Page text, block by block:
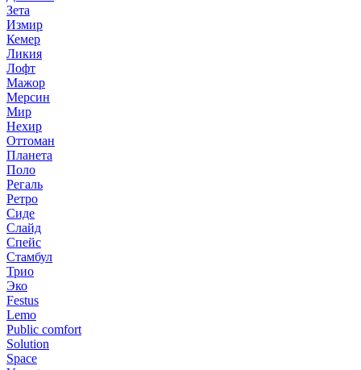
Зета
Измир
Кемер
Ликия
Лофт
Мажор
Мерсин
Мир
Нехир
Оттоман
Планета
Поло
Регаль
Ретро
Сиде
Слайд
Спейс
Стамбул
Трио
Эко
Festus
Lemo
Public comfort
Solution
Space